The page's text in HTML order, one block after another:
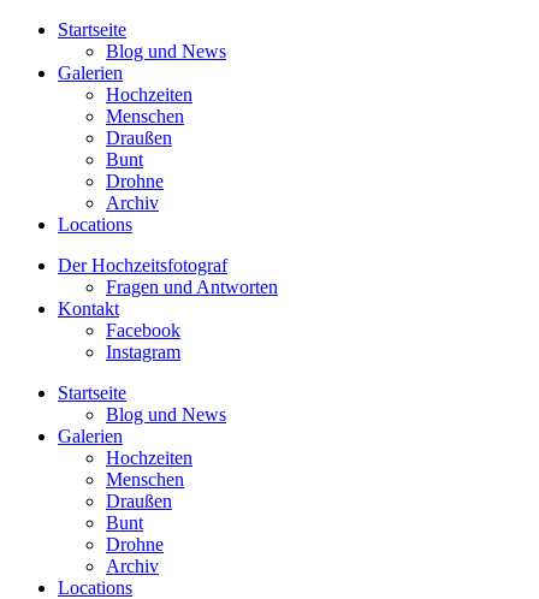
Startseite
Blog und News
Galerien
Hochzeiten
Menschen
Draußen
Bunt
Drohne
Archiv
Locations
Der Hochzeitsfotograf
Fragen und Antworten
Kontakt
Facebook
Instagram
Startseite
Blog und News
Galerien
Hochzeiten
Menschen
Draußen
Bunt
Drohne
Archiv
Locations